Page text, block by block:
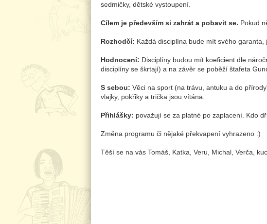
sedmičky, dětské vystoupení.
Cílem je především si zahrát a pobavit se. Pokud
Rozhodčí: Každá disciplína bude mít svého garanta,
Hodnocení: Disciplíny budou mít koeficient dle
disciplíny se škrtají) a na závěr se poběží štafeta
S sebou: Věci na sport (na trávu, antuku a do
vlajky, pokřiky a trička jsou vítána.
Přihlášky: považují se za platné po zaplacení. Kdo
Změna programu či nějaké překvapení vyhrazeno :)
Těší se na vás Tomáš, Katka, Veru, Michal, Verča,